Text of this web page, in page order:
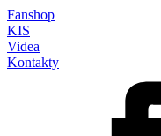
Fanshop
KIS
Videa
Kontakty